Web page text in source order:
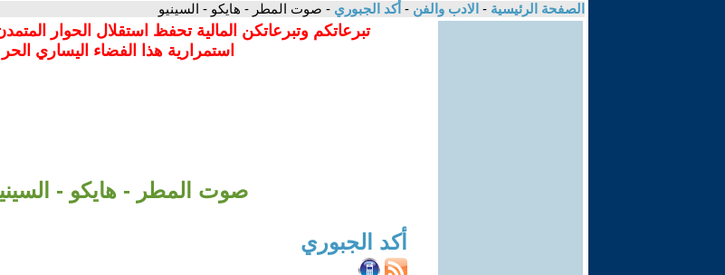
الصفحة الرئيسية - الادب والفن - أكد الجبوري - صوت المطر - هايكو - السينيو
تبرعاتكم وتبرعاتكن المالية تحفظ استقلال الحوار
استمرارية هذا الفضاء اليساري الحر
صوت المطر - هايكو -
أكد الجبوري